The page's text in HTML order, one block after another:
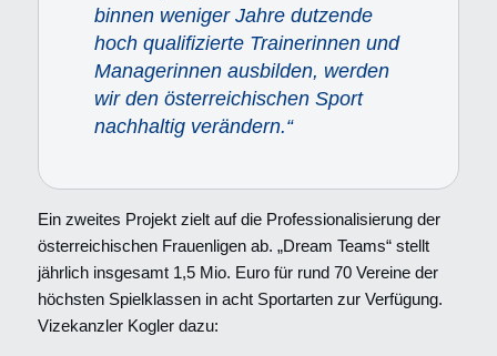
binnen weniger Jahre dutzende
hoch qualifizierte Trainerinnen und
Managerinnen ausbilden, werden
wir den österreichischen Sport
nachhaltig verändern.“
Ein zweites Projekt zielt auf die Professionalisierung der
österreichischen Frauenligen ab. „Dream Teams“ stellt
jährlich insgesamt 1,5 Mio. Euro für rund 70 Vereine der
höchsten Spielklassen in acht Sportarten zur Verfügung.
Vizekanzler Kogler dazu: